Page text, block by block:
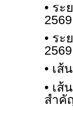
• ระ
2569
• ระ
2569
• เส้
• เส้
สำคั